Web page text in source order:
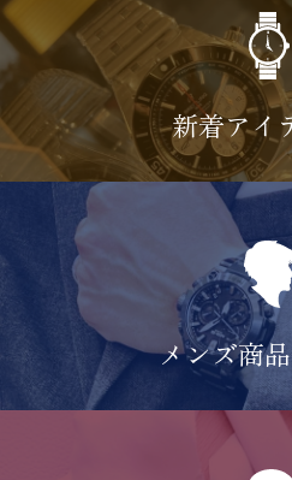
新着アイ
メンズ商品